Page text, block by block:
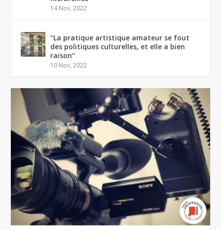
14 Nov, 2022
“La pratique artistique amateur se fout
des politiques culturelles, et elle a bien
raison”
10 Nov, 2022